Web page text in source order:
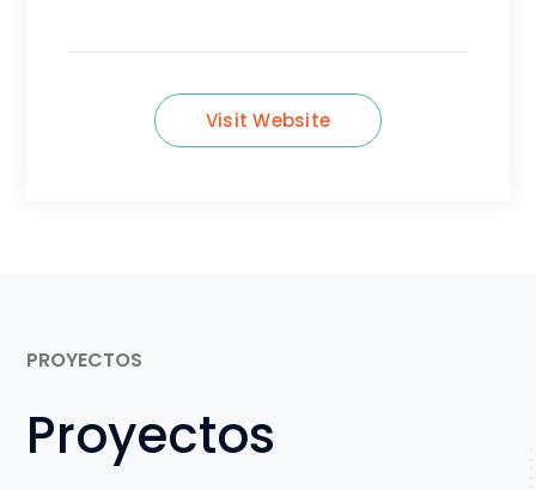
Visit Website
PROYECTOS
Proyectos